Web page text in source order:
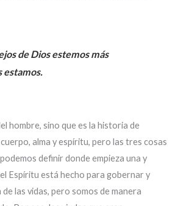
de Dios estemos más
estamos.
hombre, sino que es la historia de
alma y espíritu, pero las tres cosas
definir donde empieza una y
Espíritu está hecho para gobernar y
las vidas, pero somos de manera